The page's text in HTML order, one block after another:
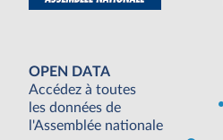
OPEN DATA
Accédez à toutes
les données de
l'Assemblée nationale